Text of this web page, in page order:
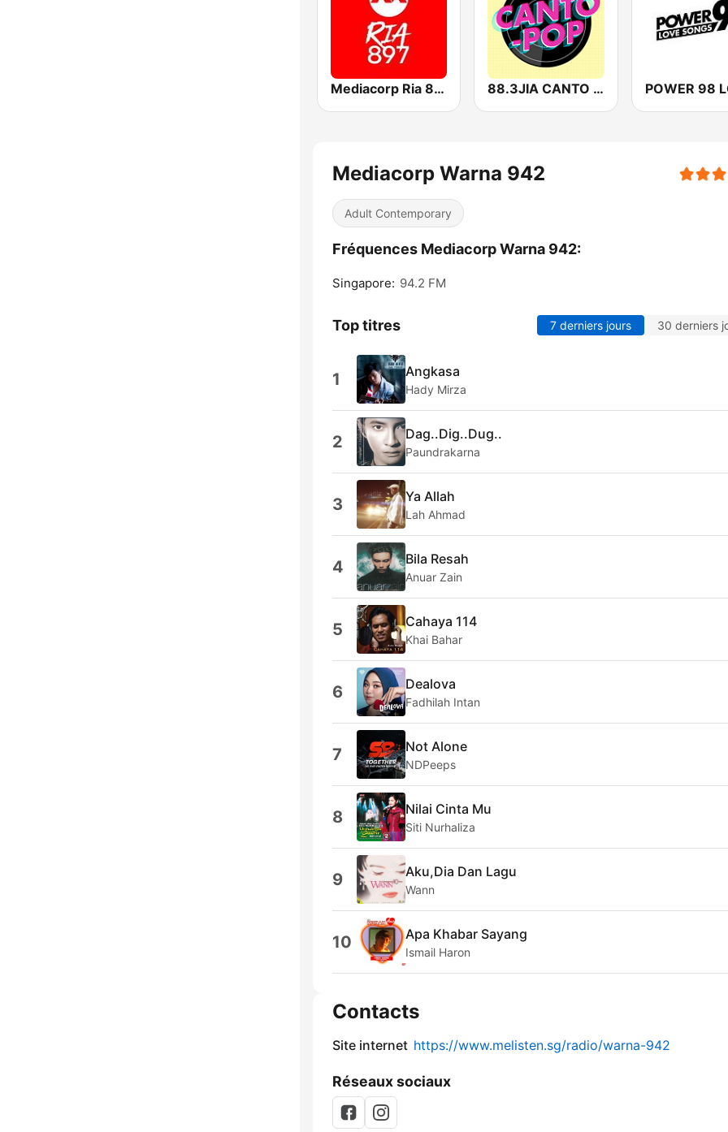
Mediacorp Ria 897 88.3JIA CANTO POP
Mediacorp Warna 942
Adult Contemporary
Fréquences Mediacorp Warna 942:
Singapore: 94.2 FM
Top titres 7 derniers jours 30 derniers
1 Angkasa
Hady Mirza
2 Dag..Dig..Dug..
Paundrakarna
3 Ya Allah
Lah Ahmad
4 Bila Resah
Anuar Zain
5 Cahaya 114
Khai Bahar
6 Dealova
Fadhilah Intan
7 Not Alone
NDPeeps
8 Nilai Cinta Mu
Siti Nurhaliza
9 Aku,Dia Dan Lagu
Wann
10 Apa Khabar Sayang
Ismail Haron
Contacts
Site internet https://www.melisten.sg/radio/warna-942
Réseaux sociaux